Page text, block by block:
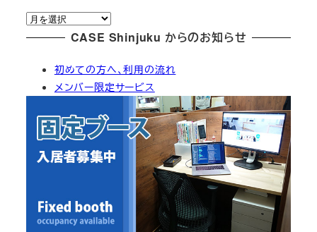
リ
ー
ア
ー
CASE Shinjuku からのお知らせ
初めての方へ、利用の流れ
メンバー限定サービス